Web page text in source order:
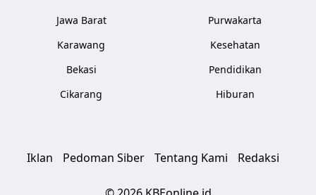
Jawa Barat
Karawang
Bekasi
Cikarang
Purwakarta
Kesehatan
Pendidikan
Hiburan
Iklan Pedoman Siber Tentang Kami Redaksi